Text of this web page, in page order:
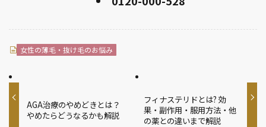
女性の薄毛・抜け毛のお悩み
AGA治療のやめどきとは？
やめたらどうなるかも解説
フィナステリドとは? 効
果・副作用・服用方法・他
の薬との違いまで解説